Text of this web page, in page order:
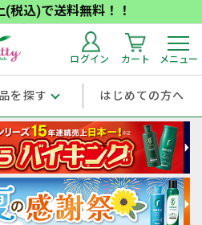
(税込)で送料無料！！
ログイン カート メニュー
を探す はじめての方へ